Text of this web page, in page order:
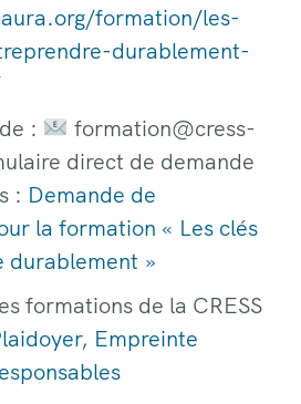
formation/les-
durablement-
:
formation@cress-
direct de demande
: Demande de
la formation « Les clés
durablement »
formations de la CRESS
, Empreinte